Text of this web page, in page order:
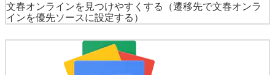
文春オンラインを見つけやすくする
（遷移先で文春オンラ
インを優先ソースに設定する）